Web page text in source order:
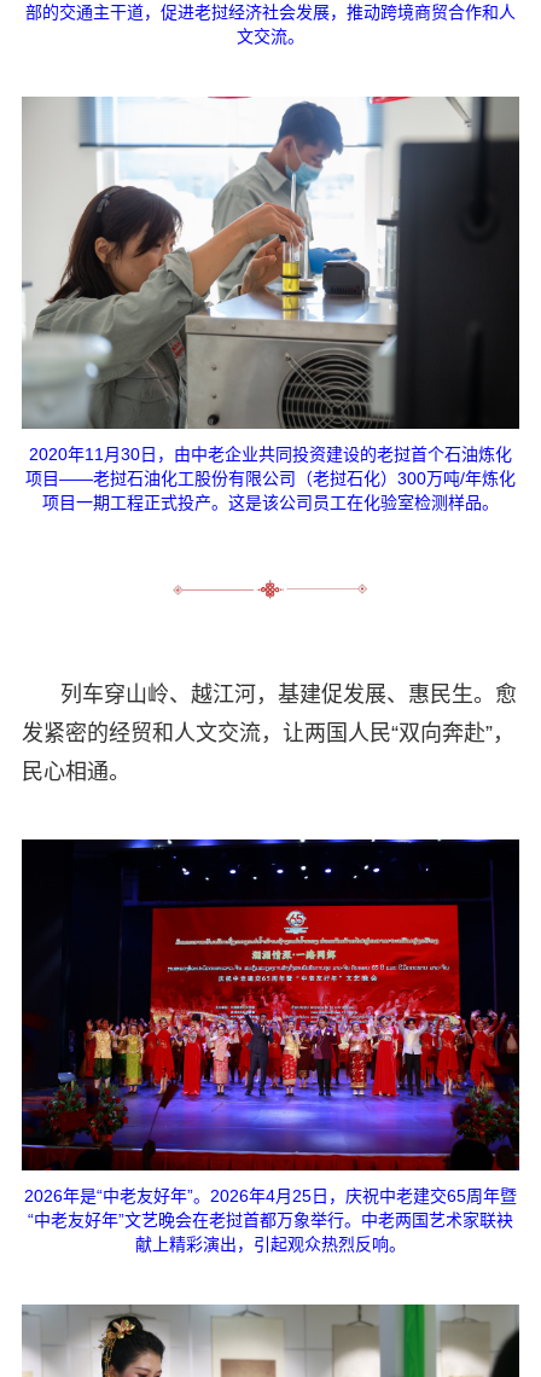
部的交通主干道，促进老挝经济社会发展，推动跨境商贸合作和人
文交流。
2020年11月30日，由中老企业共同投资建设的老挝首个石油炼化
项目——老挝石油化工股份有限公司（老挝石化）300万吨/年炼化
项目一期工程正式投产。这是该公司员工在化验室检测样品。
列车穿山岭、越江河，基建促发展、惠民生。愈
发紧密的经贸和人文交流，让两国人民“双向奔赴”，
民心相通。
2026年是“中老友好年”。2026年4月25日，庆祝中老建交65周年暨
“中老友好年”文艺晚会在老挝首都万象举行。中老两国艺术家联袂
献上精彩演出，引起观众热烈反响。